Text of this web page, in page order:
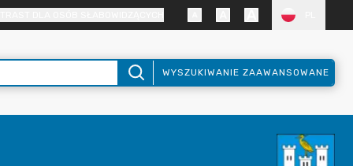
WYSZUKIWANIE ZAAWANSOWANE